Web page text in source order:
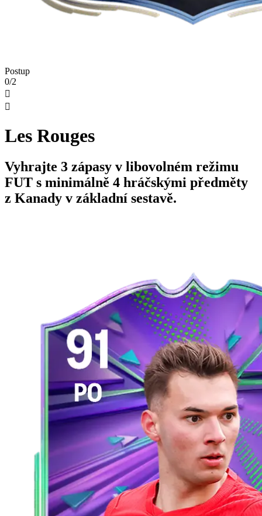
Postup
0/2


Les Rouges
Vyhrajte 3 zápasy v libovolném režimu
FUT s minimálně 4 hráčskými předměty
z Kanady v základní sestavě.